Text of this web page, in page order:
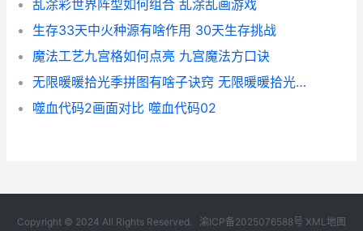
乱涂彩世界阵型如何组合 乱涂乱画游戏
生存33天中火种源有啥作用 30天生存挑战
魔法工艺九宫格如何点亮 九宫魔法方口诀
无限暖暖拾光季拼图有啥子诀窍 无限暖暖拾光季活动
噬血代码2画面对比 噬血代码02
Copyright © 2024 All Rights Reserved. 渝ICP备2025076588号 XML地图